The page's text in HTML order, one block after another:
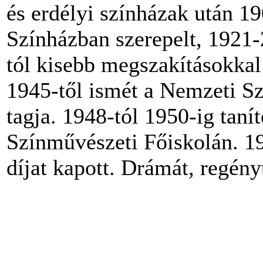
és erdélyi színházak után
Színházban szerepelt,
tól kisebb
1945-től ismét a Nemzeti
tagja. 1948-tól 1950-ig
Színművészeti Főiskolán.
díjat kapott. Drámát,